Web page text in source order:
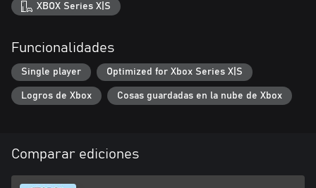
XBOX Series X|S
Funcionalidades
Single player Optimized for Xbox Series X|S
Logros de Xbox Cosas guardadas en la nube de Xbox
Comparar ediciones